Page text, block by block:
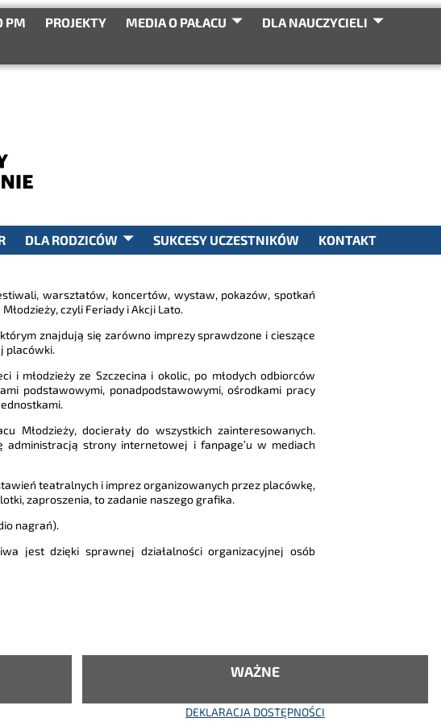
PM PROJEKTY MEDIA O PAŁACU
DLA NAUCZYCIELI
SEARCH
DLA RODZICÓW SUKCESY UCZESTNIKÓW KONTAKT
warsztatów, koncertów, wystaw, pokazów, spotkań
czyli Feriady i Akcji Lato.
znajdują się zarówno imprezy sprawdzone i cieszące
placówki.
i młodzieży ze Szczecina i okolic, po młodych odbiorców
podstawowymi, ponadpodstawowymi, ośrodkami pracy
Młodzieży, docierały do wszystkich zainteresowanych.
strony internetowej i fanpage’u w mediach
teatralnych i imprez organizowanych przez placówkę,
zaproszenia, to zadanie naszego grafika.
nagrań).
jest dzięki sprawnej działalności organizacyjnej osób
WAŻNE
DEKLARACJA DOSTĘPNOŚCI